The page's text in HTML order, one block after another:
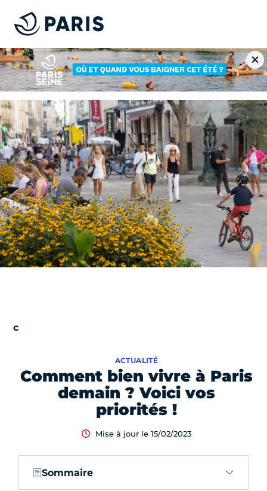
Comment bien vivre à Paris
demain ? Voici vos
priorités !
ACTUALITÉ
Mise à jour le 15/02/2023
Sommaire